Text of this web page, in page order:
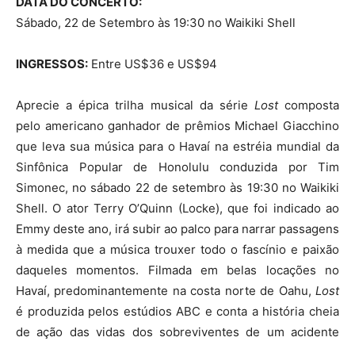
Sábado, 22 de Setembro às 19:30 no Waikiki Shell
INGRESSOS: Entre US$36 e US$94
Aprecie a épica trilha musical da série Lostcomposta
pelo americano ganhador de prêmios Michael Giacchino
que leva sua música para o Havaí na estréia mundial da
Sinfônica Popular de Honolulu conduzida por Tim
Simonec, no sábado 22 de setembro às 19:30 no Waikiki
Shell. O ator Terry O’Quinn (Locke), que foi indicado ao
Emmy deste ano, irá subir ao palco para narrar passagens
à medida que a música trouxer todo o fascínio e paixão
daqueles momentos. Filmada em belas locações no
Havaí, predominantemente na costa norte de Oahu, Lost
é produzida pelos estúdios ABC e conta a história cheia
de ação das vidas dos sobreviventes de um acidente